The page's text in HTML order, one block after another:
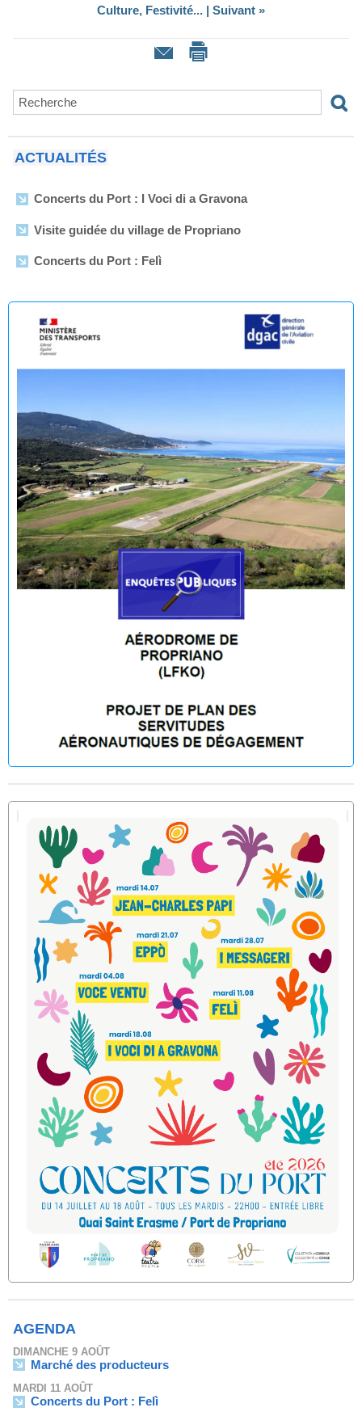
Culture, Festivité... | Suivant »
ACTUALITÉS
servitudes aéronautiques de dégagement de l’aérodrome
de Propriano
🟢 🌊 Réouverture à la baignade : Plage du Lido -
Fermeture temporaire de la baignade Plage du Lido -
Purraja par mesure de précaution
Décision du Maire du 09 juillet 2026
AGENDA
DIMANCHE 9 AOÛT
Marché des producteurs
MARDI 11 AOÛT
Concerts du Port : Felì